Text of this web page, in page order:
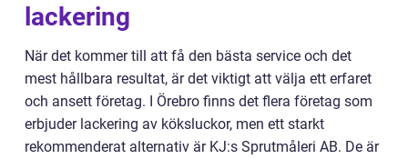
lackering
När det kommer till att få den bästa service och det
mest hållbara resultat, är det viktigt att välja ett erfaret
och ansett företag. I Örebro finns det flera företag som
erbjuder lackering av köksluckor, men ett starkt
rekommenderat alternativ är KJ:s Sprutmåleri AB. De är